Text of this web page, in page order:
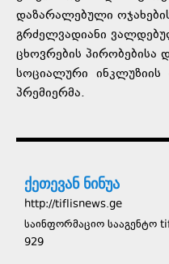
დაზარალებული
გრძელვადიანი
ცხოვრების პირობებისა
სოციალური ინკლუზიის
პრემიერმა.
ქეთევან ნინუა
http://tiflisnews.ge
საინფორმაციო სააგენტო
929